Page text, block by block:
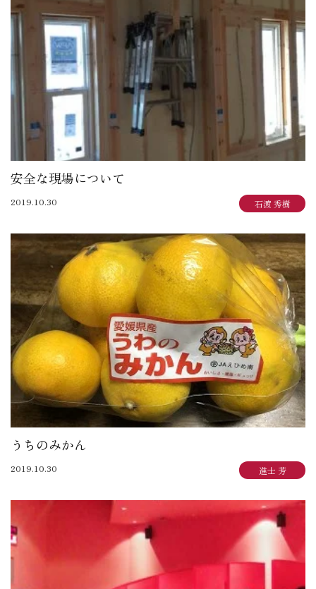
安全な現場について
2019.10.30 石渡 秀樹
うちのみかん
2019.10.30 進士 芳